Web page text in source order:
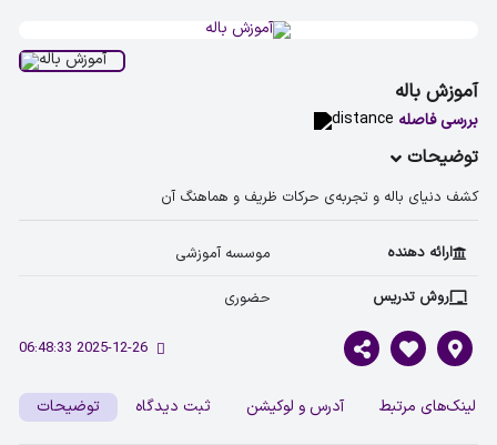
آموزش باله
بررسی فاصله
توضیحات
کشف دنیای باله و تجربه‌ی حرکات ظریف و هماهنگ آن
ارائه دهنده
موسسه آموزشی
روش تدریس
حضوری
2025-12-26 06:48:33
توضیحات ثبت دیدگاه آدرس و لوکیشن لینک‌های مرتبط